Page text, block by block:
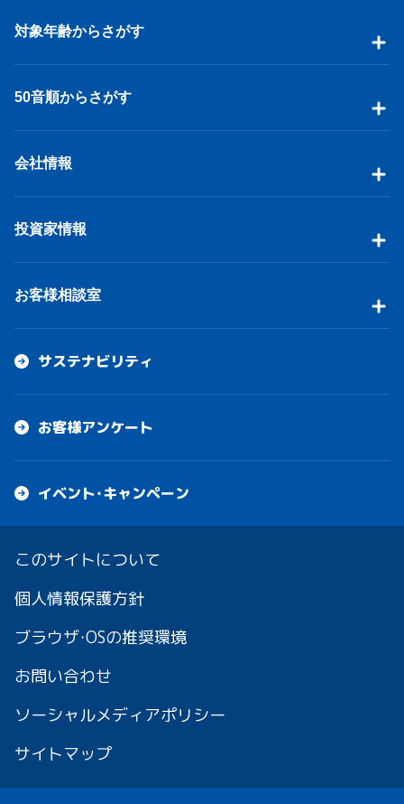
対象年齢からさがす
50音順からさがす
会社情報
投資家情報
お客様相談室
サステナビリティ
お客様アンケート
イベント・キャンペーン
このサイトについて
個人情報保護方針
ブラウザ・OSの推奨環境
お問い合わせ
ソーシャルメディアポリシー
サイトマップ